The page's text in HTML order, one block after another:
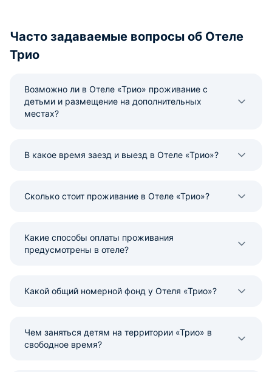
Часто задаваемые вопросы об Отеле
Трио
Возможно ли в Отеле «Трио» проживание с
детьми и размещение на дополнительных
местах?
В какое время заезд и выезд в Отеле «Трио»?
Сколько стоит проживание в Отеле «Трио»?
Какие способы оплаты проживания
предусмотрены в отеле?
Какой общий номерной фонд у Отеля «Трио»?
Чем заняться детям на территории «Трио» в
свободное время?